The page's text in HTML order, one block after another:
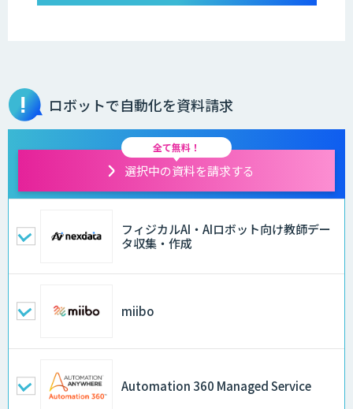
ロボットで自動化を資料請求
全て無料！
選択中の資料を請求する
フィジカルAI・AIロボット向け教師デー
タ収集・作成
miibo
Automation 360 Managed Service